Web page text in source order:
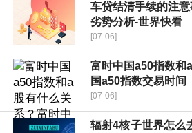
车贷结清手续的注
劣势分析-世界快看
[07-06]
富时中国a50指数和
国a50指数交易时间
[07-06]
辐射4核子世界怎么